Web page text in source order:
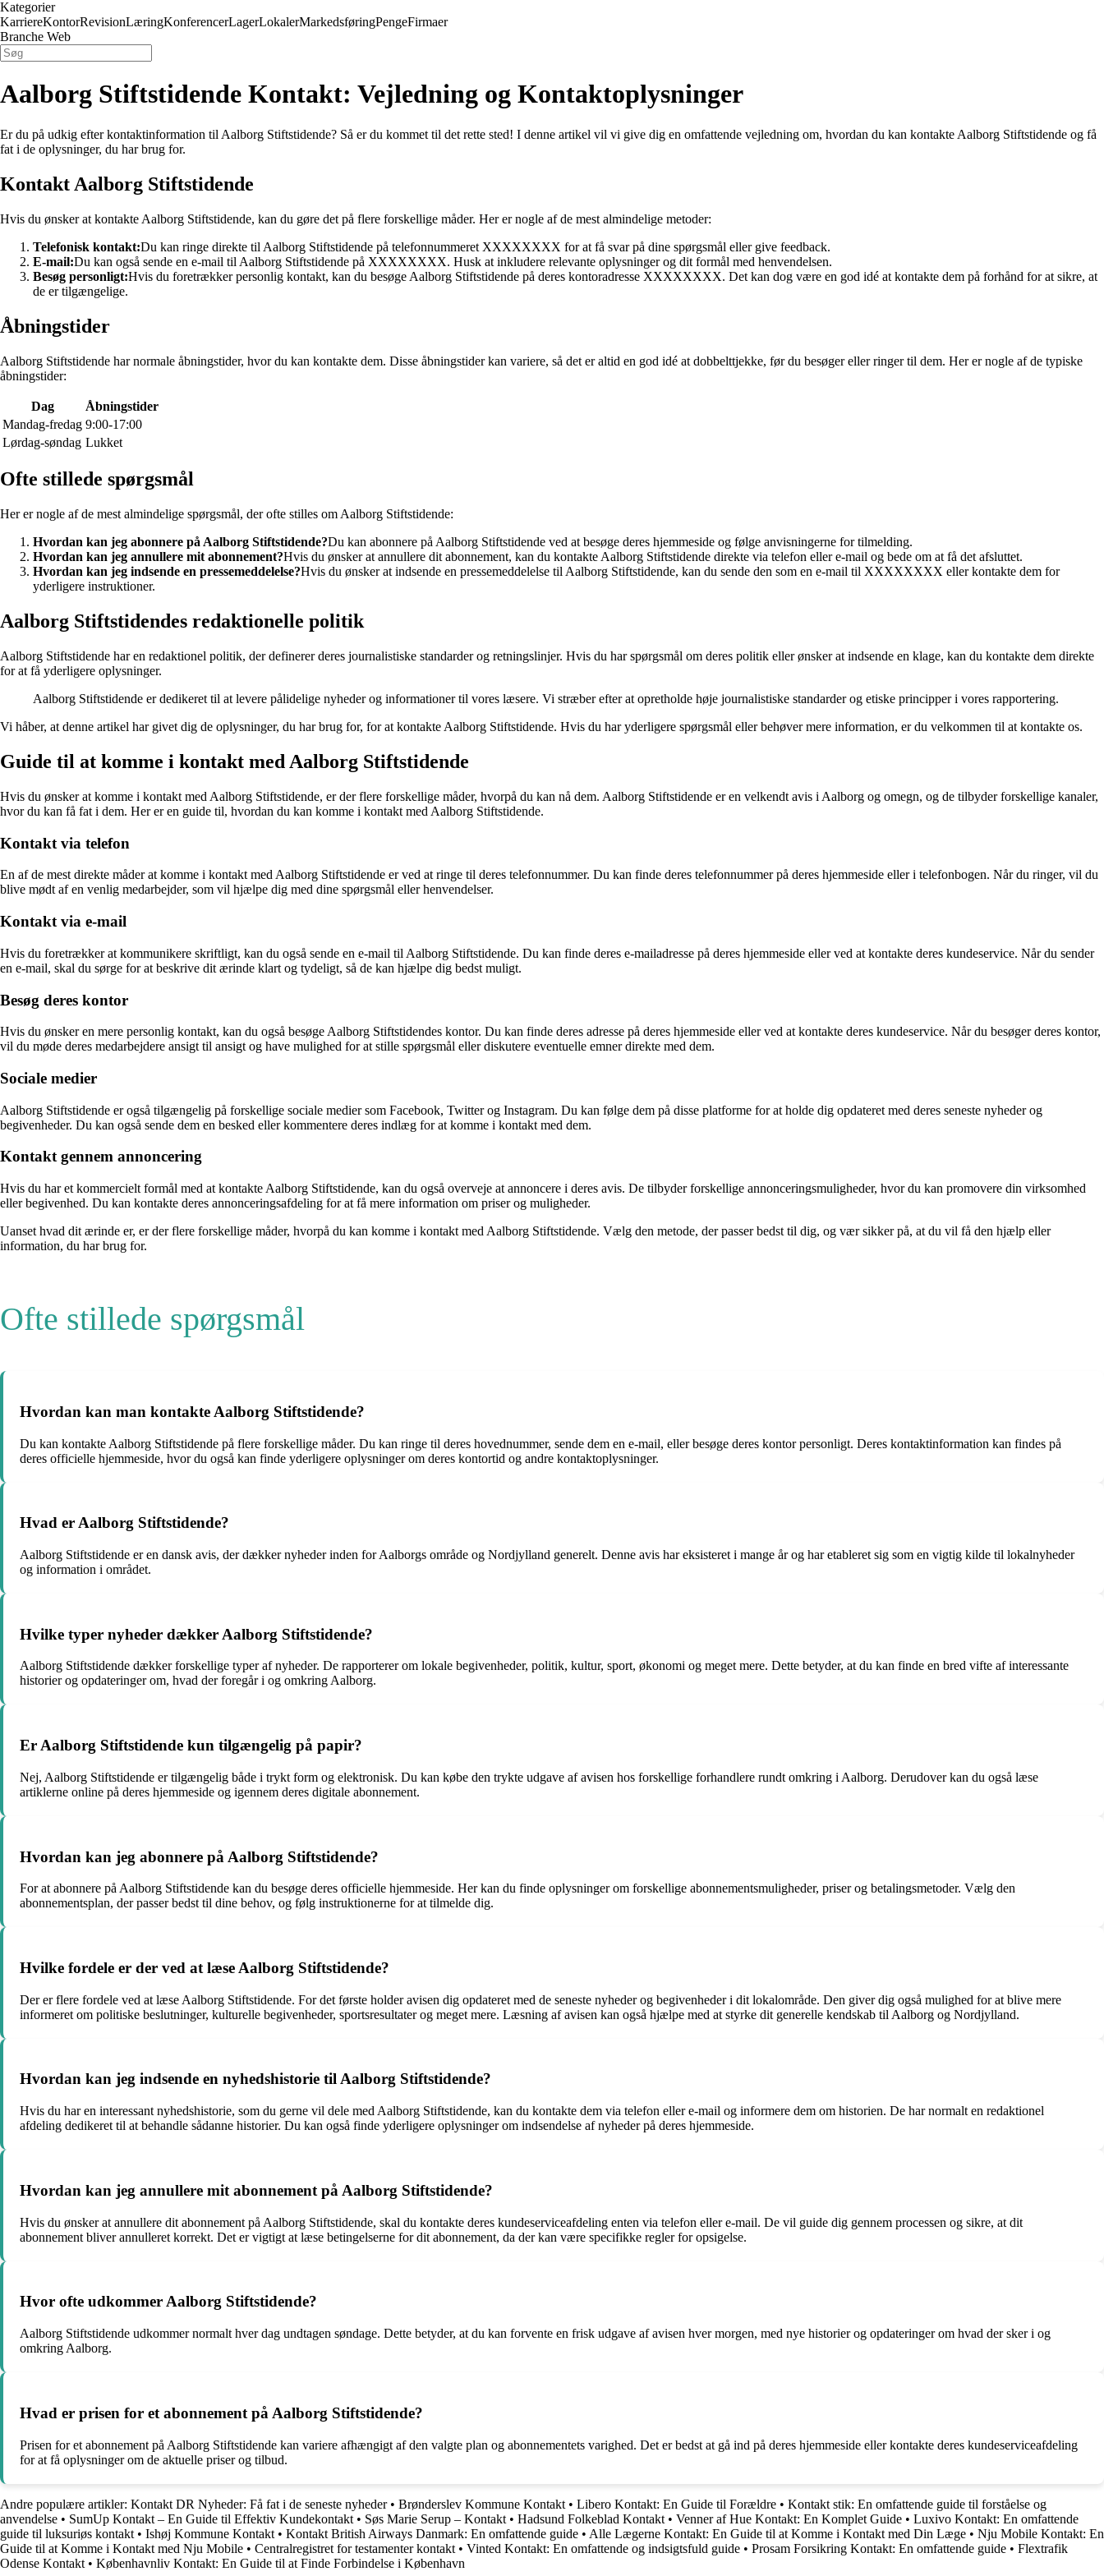
Kategorier
KarriereKontorRevisionLæringKonferencerLagerLokalerMarkedsføringPengeFirmaer
Branche Web
Aalborg Stiftstidende Kontakt: Vejledning og Kontaktoplysninger
Er du på udkig efter kontaktinformation til Aalborg Stiftstidende? Så er du kommet til det rette sted! I denne artikel vil vi give dig en omfattende vejledning om, hvordan du kan kontakte Aalborg Stiftstidende og få
fat i de oplysninger, du har brug for.
Kontakt Aalborg Stiftstidende
Hvis du ønsker at kontakte Aalborg Stiftstidende, kan du gøre det på flere forskellige måder. Her er nogle af de mest almindelige metoder:
Telefonisk kontakt:Du kan ringe direkte til Aalborg Stiftstidende på telefonnummeret XXXXXXXX for at få svar på dine spørgsmål eller give feedback.
E-mail:Du kan også sende en e-mail til Aalborg Stiftstidende på XXXXXXXX. Husk at inkludere relevante oplysninger og dit formål med henvendelsen.
Besøg personligt:Hvis du foretrækker personlig kontakt, kan du besøge Aalborg Stiftstidende på deres kontoradresse XXXXXXXX. Det kan dog være en god idé at kontakte dem på forhånd for at sikre, at
de er tilgængelige.
Åbningstider
Aalborg Stiftstidende har normale åbningstider, hvor du kan kontakte dem. Disse åbningstider kan variere, så det er altid en god idé at dobbelttjekke, før du besøger eller ringer til dem. Her er nogle af de typiske
åbningstider:
Dag
Åbningstider
Mandag-fredag 9:00-17:00
Lørdag-søndag Lukket
Ofte stillede spørgsmål
Her er nogle af de mest almindelige spørgsmål, der ofte stilles om Aalborg Stiftstidende:
Hvordan kan jeg abonnere på Aalborg Stiftstidende?Du kan abonnere på Aalborg Stiftstidende ved at besøge deres hjemmeside og følge anvisningerne for tilmelding.
Hvordan kan jeg annullere mit abonnement?Hvis du ønsker at annullere dit abonnement, kan du kontakte Aalborg Stiftstidende direkte via telefon eller e-mail og bede om at få det afsluttet.
Hvordan kan jeg indsende en pressemeddelelse?Hvis du ønsker at indsende en pressemeddelelse til Aalborg Stiftstidende, kan du sende den som en e-mail til XXXXXXXX eller kontakte dem for
yderligere instruktioner.
Aalborg Stiftstidendes redaktionelle politik
Aalborg Stiftstidende har en redaktionel politik, der definerer deres journalistiske standarder og retningslinjer. Hvis du har spørgsmål om deres politik eller ønsker at indsende en klage, kan du kontakte dem direkte
for at få yderligere oplysninger.
Aalborg Stiftstidende er dedikeret til at levere pålidelige nyheder og informationer til vores læsere. Vi stræber efter at opretholde høje journalistiske standarder og etiske principper i vores rapportering.
Vi håber, at denne artikel har givet dig de oplysninger, du har brug for, for at kontakte Aalborg Stiftstidende. Hvis du har yderligere spørgsmål eller behøver mere information, er du velkommen til at kontakte os.
Guide til at komme i kontakt med Aalborg Stiftstidende
Hvis du ønsker at komme i kontakt med Aalborg Stiftstidende, er der flere forskellige måder, hvorpå du kan nå dem. Aalborg Stiftstidende er en velkendt avis i Aalborg og omegn, og de tilbyder forskellige kanaler,
hvor du kan få fat i dem. Her er en guide til, hvordan du kan komme i kontakt med Aalborg Stiftstidende.
Kontakt via telefon
En af de mest direkte måder at komme i kontakt med Aalborg Stiftstidende er ved at ringe til deres telefonnummer. Du kan finde deres telefonnummer på deres hjemmeside eller i telefonbogen. Når du ringer, vil du
blive mødt af en venlig medarbejder, som vil hjælpe dig med dine spørgsmål eller henvendelser.
Kontakt via e-mail
Hvis du foretrækker at kommunikere skriftligt, kan du også sende en e-mail til Aalborg Stiftstidende. Du kan finde deres e-mailadresse på deres hjemmeside eller ved at kontakte deres kundeservice. Når du sender
en e-mail, skal du sørge for at beskrive dit ærinde klart og tydeligt, så de kan hjælpe dig bedst muligt.
Besøg deres kontor
Hvis du ønsker en mere personlig kontakt, kan du også besøge Aalborg Stiftstidendes kontor. Du kan finde deres adresse på deres hjemmeside eller ved at kontakte deres kundeservice. Når du besøger deres kontor,
vil du møde deres medarbejdere ansigt til ansigt og have mulighed for at stille spørgsmål eller diskutere eventuelle emner direkte med dem.
Sociale medier
Aalborg Stiftstidende er også tilgængelig på forskellige sociale medier som Facebook, Twitter og Instagram. Du kan følge dem på disse platforme for at holde dig opdateret med deres seneste nyheder og
begivenheder. Du kan også sende dem en besked eller kommentere deres indlæg for at komme i kontakt med dem.
Kontakt gennem annoncering
Hvis du har et kommercielt formål med at kontakte Aalborg Stiftstidende, kan du også overveje at annoncere i deres avis. De tilbyder forskellige annonceringsmuligheder, hvor du kan promovere din virksomhed
eller begivenhed. Du kan kontakte deres annonceringsafdeling for at få mere information om priser og muligheder.
Uanset hvad dit ærinde er, er der flere forskellige måder, hvorpå du kan komme i kontakt med Aalborg Stiftstidende. Vælg den metode, der passer bedst til dig, og vær sikker på, at du vil få den hjælp eller
information, du har brug for.
Ofte stillede spørgsmål
Hvordan kan man kontakte Aalborg Stiftstidende?
Du kan kontakte Aalborg Stiftstidende på flere forskellige måder. Du kan ringe til deres hovednummer, sende dem en e-mail, eller besøge deres kontor personligt. Deres kontaktinformation kan findes på
deres officielle hjemmeside, hvor du også kan finde yderligere oplysninger om deres kontortid og andre kontaktoplysninger.
Hvad er Aalborg Stiftstidende?
Aalborg Stiftstidende er en dansk avis, der dækker nyheder inden for Aalborgs område og Nordjylland generelt. Denne avis har eksisteret i mange år og har etableret sig som en vigtig kilde til lokalnyheder
og information i området.
Hvilke typer nyheder dækker Aalborg Stiftstidende?
Aalborg Stiftstidende dækker forskellige typer af nyheder. De rapporterer om lokale begivenheder, politik, kultur, sport, økonomi og meget mere. Dette betyder, at du kan finde en bred vifte af interessante
historier og opdateringer om, hvad der foregår i og omkring Aalborg.
Er Aalborg Stiftstidende kun tilgængelig på papir?
Nej, Aalborg Stiftstidende er tilgængelig både i trykt form og elektronisk. Du kan købe den trykte udgave af avisen hos forskellige forhandlere rundt omkring i Aalborg. Derudover kan du også læse
artiklerne online på deres hjemmeside og igennem deres digitale abonnement.
Hvordan kan jeg abonnere på Aalborg Stiftstidende?
For at abonnere på Aalborg Stiftstidende kan du besøge deres officielle hjemmeside. Her kan du finde oplysninger om forskellige abonnementsmuligheder, priser og betalingsmetoder. Vælg den
abonnementsplan, der passer bedst til dine behov, og følg instruktionerne for at tilmelde dig.
Hvilke fordele er der ved at læse Aalborg Stiftstidende?
Der er flere fordele ved at læse Aalborg Stiftstidende. For det første holder avisen dig opdateret med de seneste nyheder og begivenheder i dit lokalområde. Den giver dig også mulighed for at blive mere
informeret om politiske beslutninger, kulturelle begivenheder, sportsresultater og meget mere. Læsning af avisen kan også hjælpe med at styrke dit generelle kendskab til Aalborg og Nordjylland.
Hvordan kan jeg indsende en nyhedshistorie til Aalborg Stiftstidende?
Hvis du har en interessant nyhedshistorie, som du gerne vil dele med Aalborg Stiftstidende, kan du kontakte dem via telefon eller e-mail og informere dem om historien. De har normalt en redaktionel
afdeling dedikeret til at behandle sådanne historier. Du kan også finde yderligere oplysninger om indsendelse af nyheder på deres hjemmeside.
Hvordan kan jeg annullere mit abonnement på Aalborg Stiftstidende?
Hvis du ønsker at annullere dit abonnement på Aalborg Stiftstidende, skal du kontakte deres kundeserviceafdeling enten via telefon eller e-mail. De vil guide dig gennem processen og sikre, at dit
abonnement bliver annulleret korrekt. Det er vigtigt at læse betingelserne for dit abonnement, da der kan være specifikke regler for opsigelse.
Hvor ofte udkommer Aalborg Stiftstidende?
Aalborg Stiftstidende udkommer normalt hver dag undtagen søndage. Dette betyder, at du kan forvente en frisk udgave af avisen hver morgen, med nye historier og opdateringer om hvad der sker i og
omkring Aalborg.
Hvad er prisen for et abonnement på Aalborg Stiftstidende?
Prisen for et abonnement på Aalborg Stiftstidende kan variere afhængigt af den valgte plan og abonnementets varighed. Det er bedst at gå ind på deres hjemmeside eller kontakte deres kundeserviceafdeling
for at få oplysninger om de aktuelle priser og tilbud.
Andre populære artikler: Kontakt DR Nyheder: Få fat i de seneste nyheder• Brønderslev Kommune Kontakt • Libero Kontakt: En Guide til Forældre • Kontakt stik: En omfattende guide til forståelse og
anvendelse • SumUp Kontakt – En Guide til Effektiv Kundekontakt • Søs Marie Serup – Kontakt • Hadsund Folkeblad Kontakt • Venner af Hue Kontakt: En Komplet Guide • Luxivo Kontakt: En omfattende
guide til luksuriøs kontakt • Ishøj Kommune Kontakt • Kontakt British Airways Danmark: En omfattende guide • Alle Lægerne Kontakt: En Guide til at Komme i Kontakt med Din Læge • Nju Mobile Kontakt: En
Guide til at Komme i Kontakt med Nju Mobile • Centralregistret for testamenter kontakt • Vinted Kontakt: En omfattende og indsigtsfuld guide • Prosam Forsikring Kontakt: En omfattende guide • Flextrafik
Odense Kontakt • Københavnliv Kontakt: En Guide til at Finde Forbindelse i København